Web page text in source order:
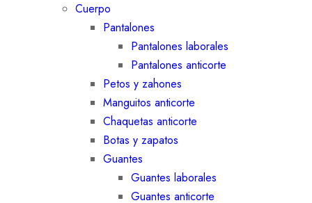
Cuerpo
Pantalones
Pantalones laborales
Pantalones anticorte
Petos y zahones
Manguitos anticorte
Chaquetas anticorte
Botas y zapatos
Guantes
Guantes laborales
Guantes anticorte